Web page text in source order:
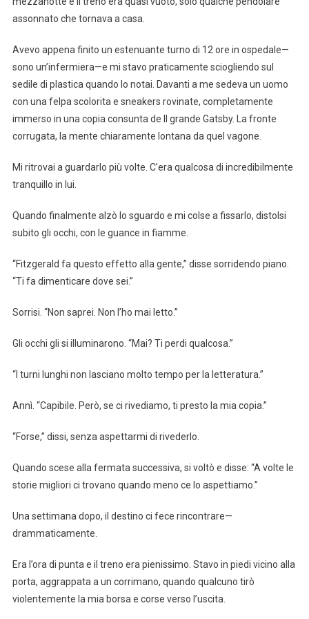
assonnato che tornava a casa.
Avevo appena finito un estenuante turno di 12 ore in ospedale—
sono un’infermiera—e mi stavo praticamente sciogliendo sul
sedile di plastica quando lo notai. Davanti a me sedeva un uomo
con una felpa scolorita e sneakers rovinate, completamente
immerso in una copia consunta de Il grande Gatsby. La fronte
corrugata, la mente chiaramente lontana da quel vagone.
Mi ritrovai a guardarlo più volte. C’era qualcosa di incredibilmente
tranquillo in lui.
Quando finalmente alzò lo sguardo e mi colse a fissarlo, distolsi
subito gli occhi, con le guance in fiamme.
“Fitzgerald fa questo effetto alla gente,” disse sorridendo piano.
“Ti fa dimenticare dove sei.”
Sorrisi. “Non saprei. Non l’ho mai letto.”
Gli occhi gli si illuminarono. “Mai? Ti perdi qualcosa.”
“I turni lunghi non lasciano molto tempo per la letteratura.”
Annì. “Capibile. Però, se ci rivediamo, ti presto la mia copia.”
“Forse,” dissi, senza aspettarmi di rivederlo.
Quando scese alla fermata successiva, si voltò e disse: “A volte le
storie migliori ci trovano quando meno ce lo aspettiamo.”
Una settimana dopo, il destino ci fece rincontrare—
drammaticamente.
Era l’ora di punta e il treno era pienissimo. Stavo in piedi vicino alla
porta, aggrappata a un corrimano, quando qualcuno tirò
violentemente la mia borsa e corse verso l’uscita.